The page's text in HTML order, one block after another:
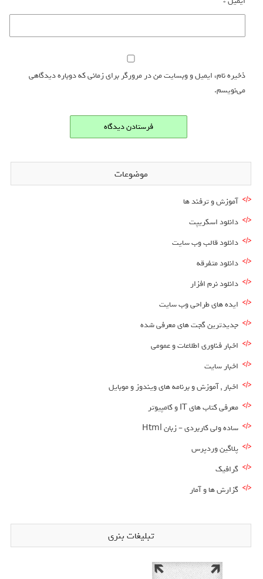
ذخیره نام، ایمیل و وبسایت من در مرورگر برای زمانی که دوباره دیدگاهی
می‌نویسم.
موضوعات
آموزش و ترفند ها
دانلود اسکریپت
دانلود قالب وب سایت
دانلود متفرقه
دانلود نرم افزار
ایده های طراحی وب سایت
جدیدترین گجت های معرفی شده
اخبار فناوری اطلاعات و عمومی
اخبار سایت
اخبار , آموزش و برنامه های ویندوز و موبایل
معرفی کتاب های IT و کامپیوتر
ساده ولی کاربردی – زبان Html
پلاگین وردپرس
گرافیک
گزارش ها و آمار
تبلیغات بنری